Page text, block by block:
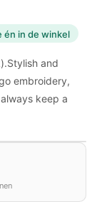
én in de winkel
and
embroidery,
keep a